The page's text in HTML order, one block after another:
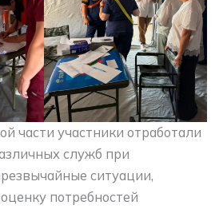
части участники отработали
служб при
ситуации,
потребностей